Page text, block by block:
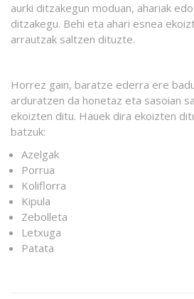
aurki ditzakegun moduan, ahariak
ditzakegu. Behi eta ahari esnea
arrautzak saltzen dituzte.
Horrez gain, baratze ederra ere
arduratzen da honetaz eta sasoian
ekoizten ditu. Hauek dira ekoizten
batzuk:
Azelgak
Porrua
Koliflorra
Kipula
Zebolleta
Letxuga
Patata